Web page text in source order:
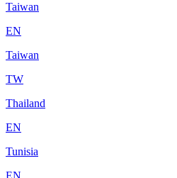
Taiwan
EN
Taiwan
TW
Thailand
EN
Tunisia